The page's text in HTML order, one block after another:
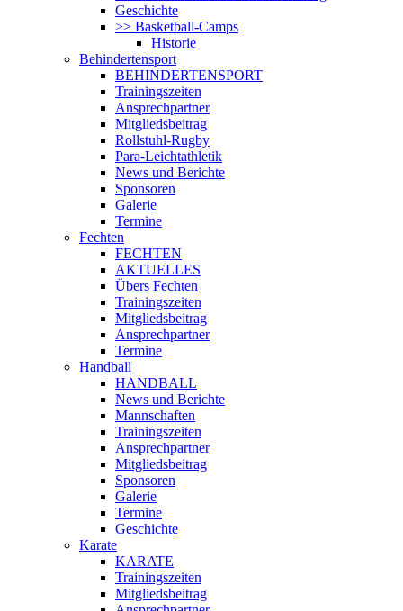
Geschichte
>> Basketball-Camps
Historie
Behindertensport
BEHINDERTENSPORT
Trainingszeiten
Ansprechpartner
Mitgliedsbeitrag
Rollstuhl-Rugby
Para-Leichtathletik
News und Berichte
Sponsoren
Galerie
Termine
Fechten
FECHTEN
AKTUELLES
Übers Fechten
Trainingszeiten
Mitgliedsbeitrag
Ansprechpartner
Termine
Handball
HANDBALL
News und Berichte
Mannschaften
Trainingszeiten
Ansprechpartner
Mitgliedsbeitrag
Sponsoren
Galerie
Termine
Geschichte
Karate
KARATE
Trainingszeiten
Mitgliedsbeitrag